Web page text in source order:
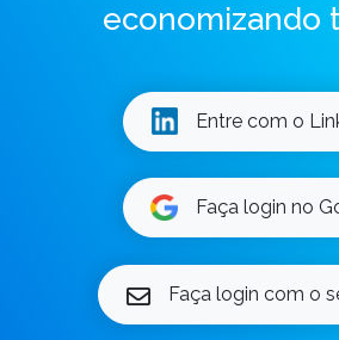
economizando
Entre com o
Faça login no
Faça login com o